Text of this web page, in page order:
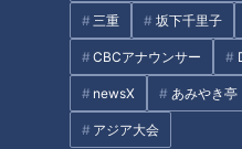
三重 坂下千里子
CBCアナウンサー
newsX あみやき亭
アジア大会
2年生のときに「岐阜東濃リ
っかけは先にチームに入団し
たことによる。もともと祖父
ていており、普段からテレビ
た。ちなみに印象に残ってい